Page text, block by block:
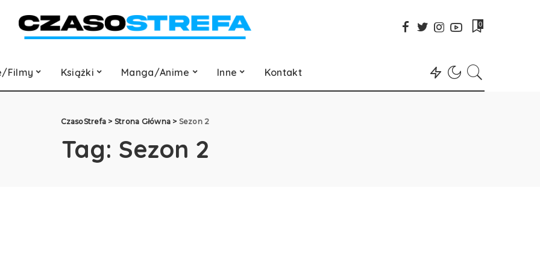
0
Filmy Książki Manga/Anime Inne Kontakt
CzasoStrefa > Strona Główna > Sezon 2
Tag: Sezon 2